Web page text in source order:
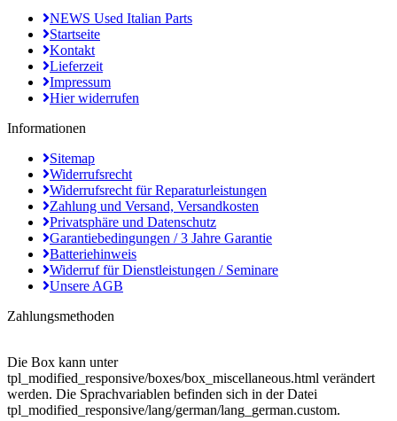
NEWS Used Italian Parts
Startseite
Kontakt
Lieferzeit
Impressum
Hier widerrufen
Informationen
Sitemap
Widerrufsrecht
Widerrufsrecht für Reparaturleistungen
Zahlung und Versand, Versandkosten
Privatsphäre und Datenschutz
Garantiebedingungen / 3 Jahre Garantie
Batteriehinweis
Widerruf für Dienstleistungen / Seminare
Unsere AGB
Zahlungsmethoden
Die Box kann unter
tpl_modified_responsive/boxes/box_miscellaneous.html verändert
werden. Die Sprachvariablen befinden sich in der Datei
tpl_modified_responsive/lang/german/lang_german.custom.